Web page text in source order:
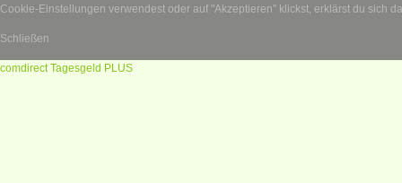
Cookie-Einstellungen verwendest oder auf "Akzeptieren" klickst, erklärst du sich
Schließen
comdirect Tagesgeld PLUS